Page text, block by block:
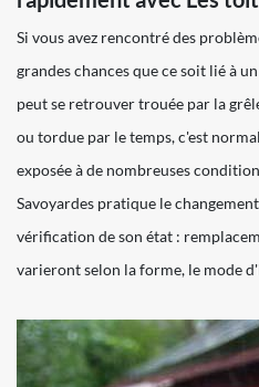
Si vous avez rencontré des
grandes chances que ce soit lié à
peut se retrouver trouée par la
ou tordue par le temps, c'est
exposée à de nombreuses
Savoyardes pratique le
vérification de son état :
varieront selon la forme, le mode